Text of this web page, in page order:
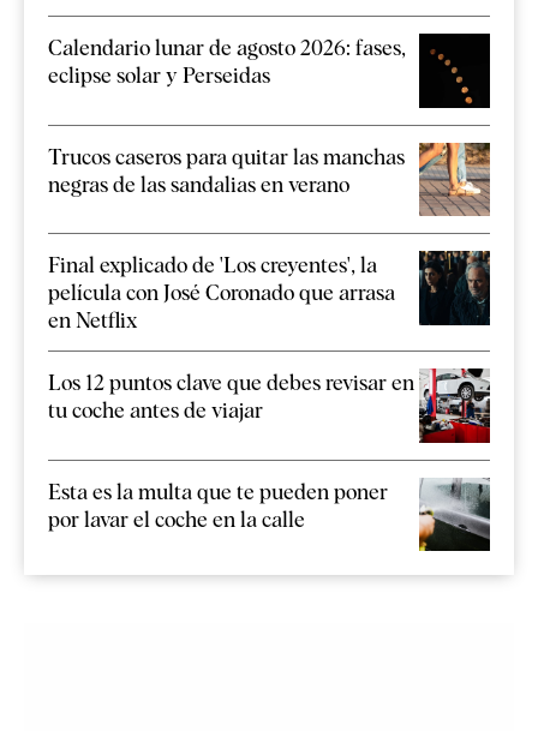
Calendario lunar de agosto 2026: fases,
eclipse solar y Perseidas
Trucos caseros para quitar las manchas
negras de las sandalias en verano
Final explicado de 'Los creyentes', la
película con José Coronado que arrasa
en Netflix
Los 12 puntos clave que debes revisar en
tu coche antes de viajar
Esta es la multa que te pueden poner
por lavar el coche en la calle